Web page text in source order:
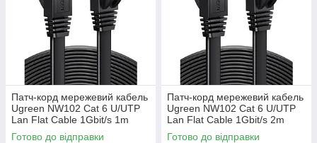
Патч-корд мережевий кабель
Ugreen NW102 Cat 6 U/UTP
Lan Flat Cable 1Gbit/s 1m
Black
Готово до відправки
Патч-корд мережевий кабель
Ugreen NW102 Cat 6 U/UTP
Lan Flat Cable 1Gbit/s 2m
Black
Готово до відправки